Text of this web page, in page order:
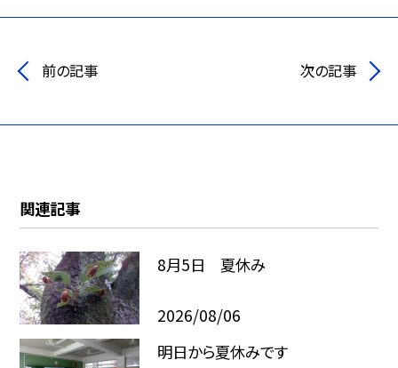
前の記事 次の記事
関連記事
8月5日 夏休み
2026/08/06
明日から夏休みです